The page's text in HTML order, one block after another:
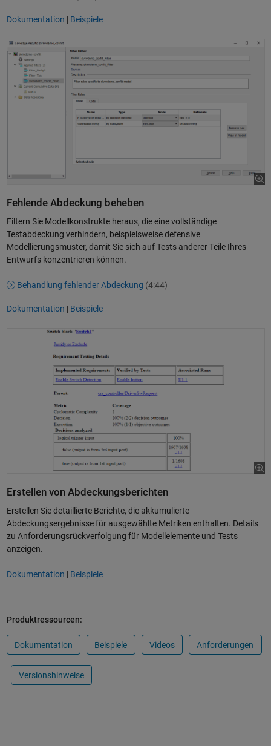
Dokumentation | Beispiele
Fehlende Abdeckung beheben
Filtern Sie Modellkonstrukte heraus, die eine vollständige
Testabdeckung verhindern, beispielsweise defensive
Modellierungsmuster, damit Sie sich auf Tests anderer Teile Ihres
Entwurfs konzentrieren können.
Behandlung fehlender Abdeckung (4:44)
Dokumentation | Beispiele
Erstellen von Abdeckungsberichten
Erstellen Sie detaillierte Berichte, die akkumulierte
Abdeckungsergebnisse für ausgewählte Metriken enthalten. Details
zu Anforderungsrückverfolgung für Modellelemente und Tests
anzeigen.
Dokumentation | Beispiele
Produktressourcen:
Dokumentation Beispiele Videos Anforderungen
Versionshinweise